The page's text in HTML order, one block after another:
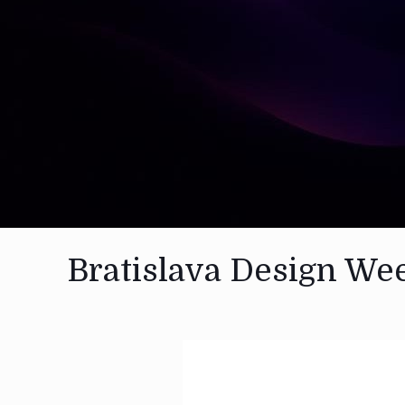
Bratislava Design